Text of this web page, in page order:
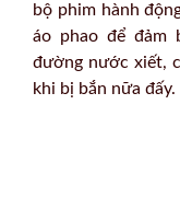
bộ phim hành
áo phao để đảm
đường nước xiết,
khi bị bắn nữa đấy.